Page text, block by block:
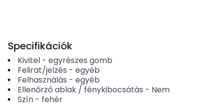
Specifikációk
Kivitel- egyrészes gomb
Felirat/jelzés - egyéb
Felhasználás - egyéb
Ellenőrző ablak / fénykibocsátás - Nem
Szín- fehér